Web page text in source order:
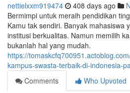
nettielxxm919474 408 days ago
Bermimpi untuk meraih pendidikan
Kamu tak sendiri. Banyak mahasiswa
institusi berkualitas. Namun memilih
bukanlah hal yang mudah.
https://
kampus-swasta-terbaik-di-indonesia-
Comments
Who Upvoted